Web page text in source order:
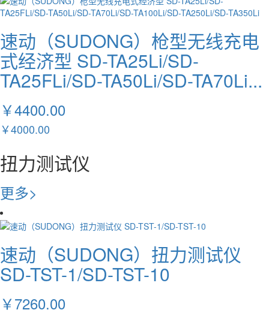
速动（SUDONG）枪型无线充电
式经济型 SD-TA25Li/SD-
TA25FLi/SD-TA50Li/SD-TA70Li...
￥4400.00
￥4000.00
扭力测试仪
更多>
速动（SUDONG）扭力测试仪
SD-TST-1/SD-TST-10
￥7260.00